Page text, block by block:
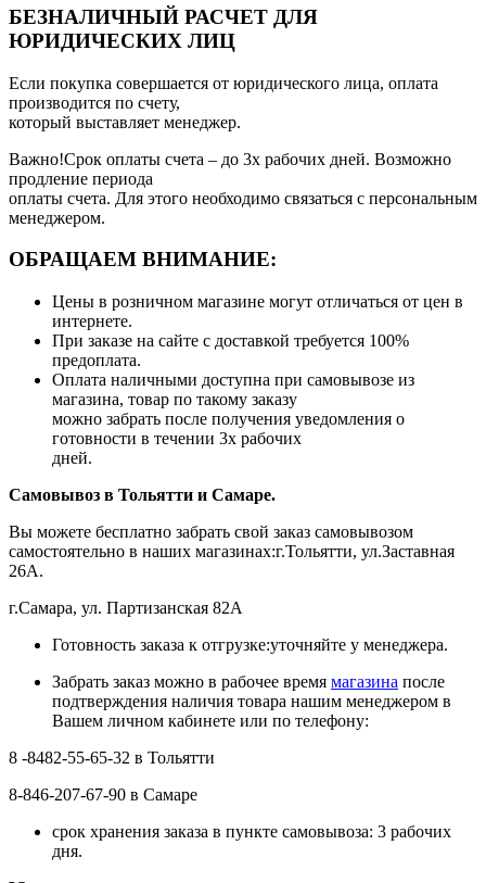
БЕЗНАЛИЧНЫЙ РАСЧЕТ ДЛЯ
ЮРИДИЧЕСКИХ ЛИЦ
Если покупка совершается от юридического лица, оплата
производится по счету,
который выставляет менеджер.
Важно!Срок оплаты счета – до 3х рабочих дней. Возможно
продление периода
оплаты счета. Для этого необходимо связаться с персональным
менеджером.
ОБРАЩАЕМ ВНИМАНИЕ:
Цены в розничном магазине могут отличаться от цен в
интернете.
При заказе на сайте с доставкой требуется 100%
предоплата.
Оплата наличными доступна при самовывозе из
магазина, товар по такому заказу
можно забрать после получения уведомления о
готовности в течении 3х рабочих
дней.
Самовывоз в Тольятти и Самаре.
Вы можете бесплатно забрать свой заказ самовывозом
самостоятельно в наших магазинах:г.Тольятти, ул.Заставная
26А.
г.Самара, ул. Партизанская 82А
Готовность заказа к отгрузке:уточняйте у менеджера.
Забрать заказ можно в рабочее время магазина после
подтверждения наличия товара нашим менеджером в
Вашем личном кабинете или по телефону:
8 -8482-55-65-32 в Тольятти
8-846-207-67-90 в Самаре
срок хранения заказа в пункте самовывоза: 3 рабочих
дня.